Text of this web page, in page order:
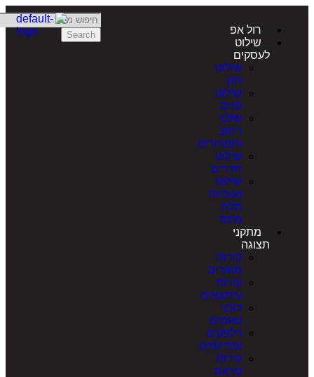
רול אפ
שילוט
לעסקים
שילוט
שילוט
שלטי
ותמרורים
שילוט
חדרים
שילוט
ואותיות
מתקני
קירות
מוארים
קירות
עיתונאים
דוכני
נואמים
דלפקים
ופודיומים
קירות
Search